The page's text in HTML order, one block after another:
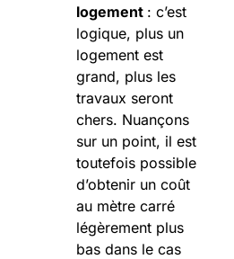
logement : c’est
logique, plus un
logement est
grand, plus les
travaux seront
chers. Nuançons
sur un point, il est
toutefois possible
d’obtenir un coût
au mètre carré
légèrement plus
bas dans le cas